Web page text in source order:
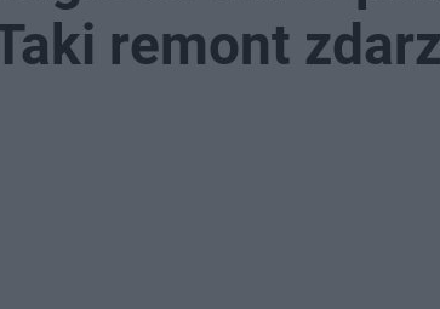
remont